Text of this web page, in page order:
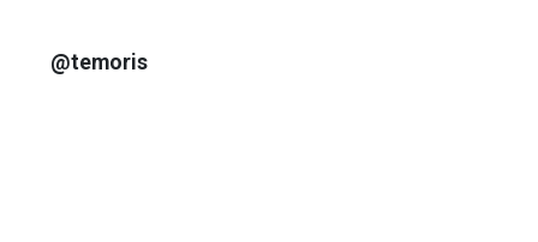
@temoris